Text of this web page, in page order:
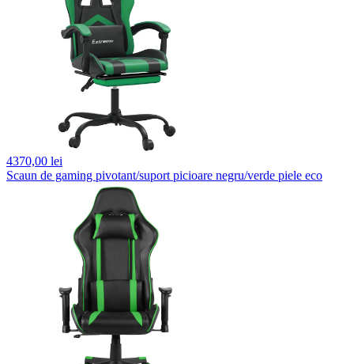
4370,00 lei
Scaun de gaming pivotant/suport picioare negru/verde piele eco